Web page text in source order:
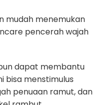
mudah menemukan
pencerah wajah
dapat membantu
bisa menstimulus
penuaan ramut, dan